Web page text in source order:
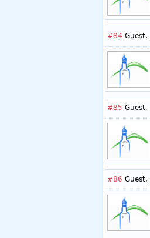
#84 Guest,
#85 Guest,
#86 Guest,